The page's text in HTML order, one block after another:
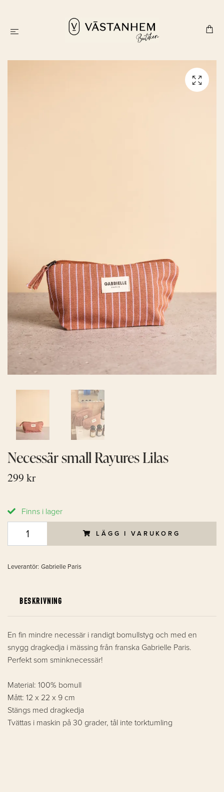
Necessär small Rayures Lilas
299 kr
Finns i lager
LÄGG I VARUKORG
Leverantör: Gabrielle Paris
BESKRIVNING
En fin mindre necessär i randigt bomullstyg och med en
snygg dragkedja i mässing från franska Gabrielle Paris.
Perfekt som sminknecessär!
Material: 100% bomull
Mått: 12 x 22 x 9 cm
Stängs med dragkedja
Tvättas i maskin på 30 grader, tål inte torktumling